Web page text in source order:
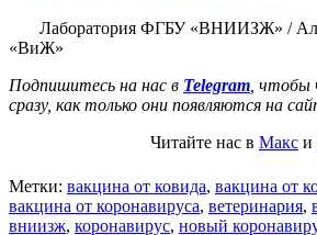
Лаборатория ФГБУ «ВНИИЗЖ» /
«ВиЖ»
Подпишитесь на нас в Telegram ,
сразу, как только они появляются на
Читайте нас в Макс и
Метки: вакцина от ковида, вакцина от
вакцина от коронавируса, ветеринария,
вниизж, коронавирус, новый